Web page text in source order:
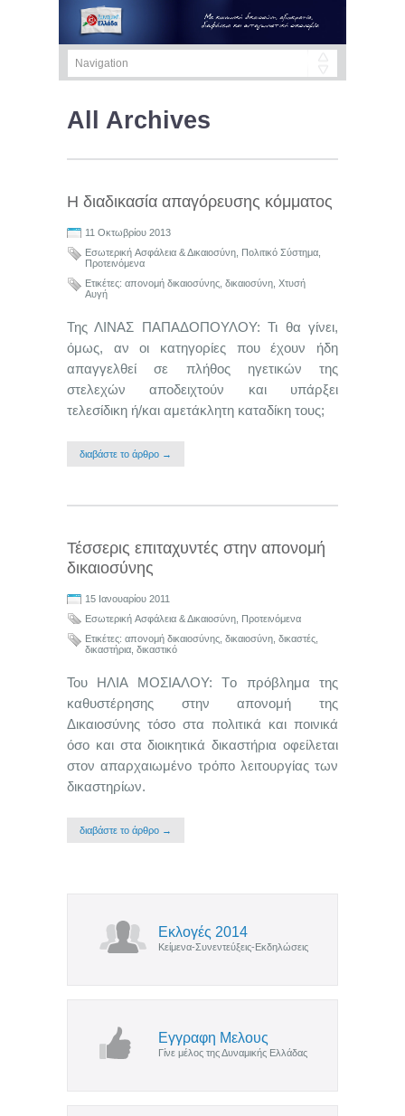
All Archives
Η διαδικασία απαγόρευσης κόμματος
11 Οκτωβρίου 2013
Εσωτερική Aσφάλεια & Δικαιοσύνη
Πολιτικό Σύστημα
Προτεινόμενα
Ετικέτες: απονομή δικαιοσύνης δικαιοσύνη Χτυσή
Αυγή
Της ΛΙΝΑΣ ΠΑΠΑΔΟΠΟΥΛΟΥ: Τι θα γίνει,
όμως, αν οι κατηγορίες που έχουν ήδη
απαγγελθεί σε πλήθος ηγετικών της
στελεχών αποδειχτούν και υπάρξει
τελεσίδικη ή/και αμετάκλητη καταδίκη τους;
διαβάστε το άρθρο →
Τέσσερις επιταχυντές στην απονομή
δικαιοσύνης
15 Ιανουαρίου 2011
Εσωτερική Aσφάλεια & Δικαιοσύνη Προτεινόμενα
Ετικέτες: απονομή δικαιοσύνης δικαιοσύνη δικαστές
δικαστήρια δικαστικό
Του ΗΛΙΑ ΜΟΣΙΑΛΟΥ: Tο πρόβλημα της
καθυστέρησης στην απονομή της
Δικαιοσύνης τόσο στα πολιτικά και ποινικά
όσο και στα διοικητικά δικαστήρια οφείλεται
στον απαρχαιωμένο τρόπο λειτουργίας των
δικαστηρίων.
διαβάστε το άρθρο →
Εκλογές 2014
Κείμενα-Συνεντεύξεις-Εκδηλώσεις
Εγγραφη Μελους
Γίνε μέλος της Δυναμικής Ελλάδας